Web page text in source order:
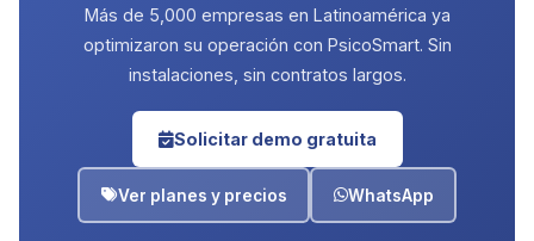
Más de 5,000 empresas en Latinoamérica ya
optimizaron su operación con PsicoSmart. Sin
instalaciones, sin contratos largos.
Solicitar demo gratuita
Ver planes y precios WhatsApp